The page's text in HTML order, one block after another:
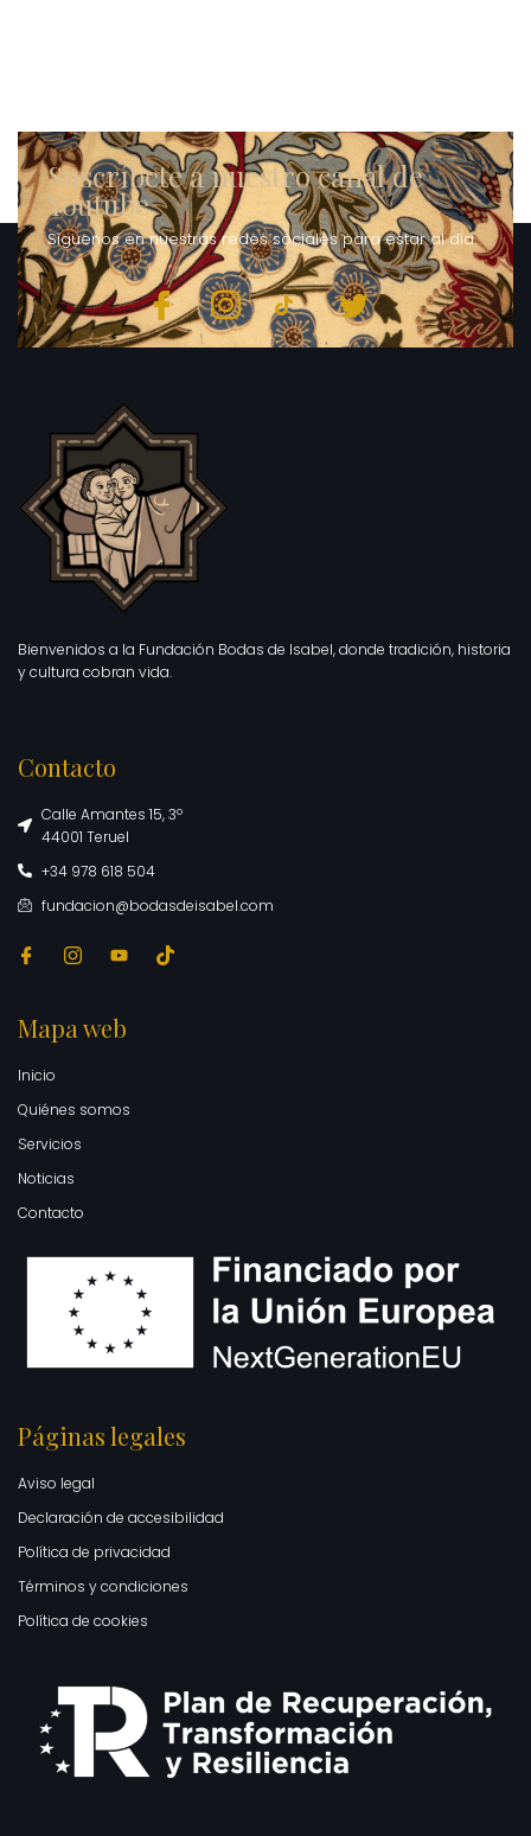
Suscríbete a nuestro canal de
Youtube
Síguenos en nuestras redes sociales para estar al día.
Bienvenidos a la Fundación Bodas de Isabel, donde tradición, historia
y cultura cobran vida.
Contacto
Calle Amantes 15, 3º
44001 Teruel
+34 978 618 504
fundacion@bodasdeisabel.com
Mapa web
Inicio
Quiénes somos
Servicios
Noticias
Contacto
Páginas legales
Aviso legal
Declaración de accesibilidad
Política de privacidad
Términos y condiciones
Política de cookies